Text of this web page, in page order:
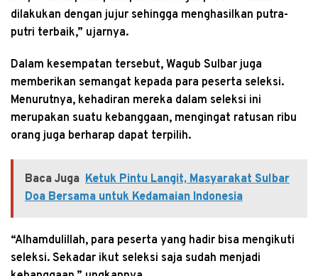
dilakukan dengan jujur sehingga menghasilkan putra-
putri terbaik,” ujarnya.
Dalam kesempatan tersebut, Wagub Sulbar juga
memberikan semangat kepada para peserta seleksi.
Menurutnya, kehadiran mereka dalam seleksi ini
merupakan suatu kebanggaan, mengingat ratusan ribu
orang juga berharap dapat terpilih.
Baca Juga Ketuk Pintu Langit, Masyarakat Sulbar
Doa Bersama untuk Kedamaian Indonesia
“Alhamdulillah, para peserta yang hadir bisa mengikuti
seleksi. Sekadar ikut seleksi saja sudah menjadi